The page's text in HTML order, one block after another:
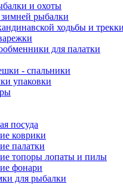
и охоты
рыбалки
ходьбы и
для палатки
- спальники
упаковки
посуда
коврики
палатки
топоры лопаты и пилы
фонари
для рыбалки